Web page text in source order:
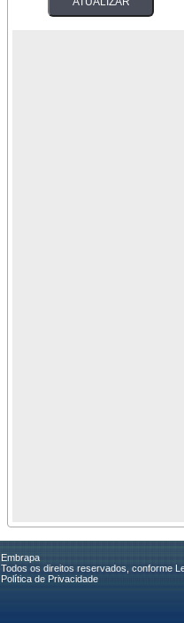
Embrapa
Todos os direitos reservados, conforme
Política de Privacidade